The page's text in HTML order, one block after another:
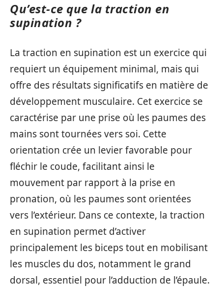
Qu’est-ce que la traction en
supination ?
La traction en supination est un exercice qui
requiert un équipement minimal, mais qui
offre des résultats significatifs en matière de
développement musculaire. Cet exercice se
caractérise par une prise où les paumes des
mains sont tournées vers soi. Cette
orientation crée un levier favorable pour
fléchir le coude, facilitant ainsi le
mouvement par rapport à la prise en
pronation, où les paumes sont orientées
vers l’extérieur. Dans ce contexte, la traction
en supination permet d’activer
principalement les biceps tout en mobilisant
les muscles du dos, notamment le grand
dorsal, essentiel pour l’adduction de l’épaule.